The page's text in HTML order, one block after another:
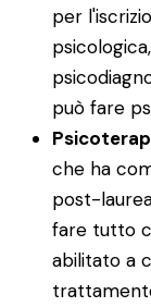
per
può fare
che ha
post-
fare tutto
abilitato a